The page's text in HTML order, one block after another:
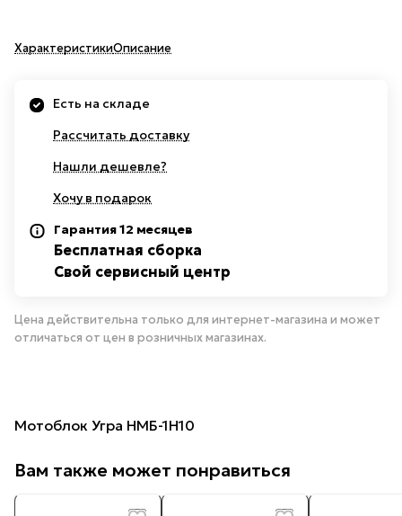
ХарактеристикиОписание
Есть на складе
Рассчитать доставку
Нашли дешевле?
Хочу в подарок
Гарантия 12 месяцев
Бесплатная сборка
Свой сервисный центр
Цена действительна только для интернет-магазина и может
отличаться от цен в розничных магазинах.
Мотоблок Угра НМБ-1Н10
Вам также может понравиться